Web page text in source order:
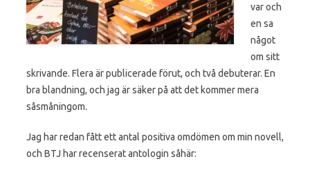
var och
en sa
något
om sitt
skrivande. Flera är publicerade förut, och två debuterar. En
bra blandning, och jag är säker på att det kommer mera
såsmåningom.
Jag har redan fått ett antal positiva omdömen om min novell,
och BTJ har recenserat antologin såhär: